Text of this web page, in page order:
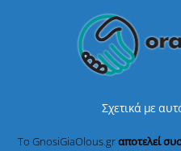
Σχετικά με
Το GnosiGiaOlous.grαποτελεί